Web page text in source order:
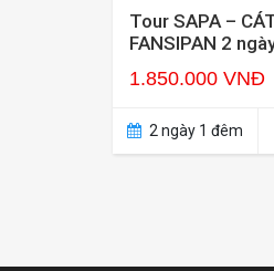
Tour SAPA –
FANSIPAN 2
1.850.000 VNĐ
2 ngày 1 đêm